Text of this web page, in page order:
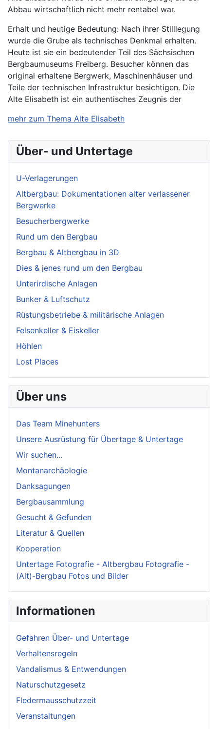
Abbau wirtschaftlich nicht mehr rentabel war.
Erhalt und heutige Bedeutung: Nach ihrer Stilllegung
wurde die Grube als technisches Denkmal erhalten.
Heute ist sie ein bedeutender Teil des Sächsischen
Bergbaumuseums Freiberg. Besucher können das
original erhaltene Bergwerk, Maschinenhäuser und
Teile der technischen Infrastruktur besichtigen. Die
Alte Elisabeth ist ein authentisches Zeugnis der
mehr zum Thema Alte Elisabeth
Über- und Untertage
U-Verlagerungen
Altbergbau: Dokumentationen alter verlassener
Bergwerke
Besucherbergwerke
Rund um den Bergbau
Bergbau & Altbergbau in 3D
Dies & jenes rund um den Bergbau
Unterirdische Anlagen
Bunker & Luftschutz
Rüstungsbetriebe & militärische Anlagen
Felsenkeller & Eiskeller
Höhlen
Lost Places
Über uns
Das Team Minehunters
Unsere Ausrüstung für Übertage & Untertage
Wir suchen...
Montanarchäologie
Danksagungen
Bergbausammlung
Gesucht & Gefunden
Literatur & Quellen
Kooperation
Untertage Fotografie - Altbergbau Fotografie -
(Alt)-Bergbau Fotos und Bilder
Informationen
Gefahren Über- und Untertage
Verhaltensregeln
Vandalismus & Entwendungen
Naturschutzgesetz
Fledermausschutzzeit
Veranstaltungen